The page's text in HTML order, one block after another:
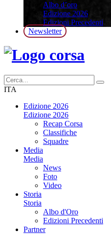
Albo d’oro
Edizione 2026
Edizioni Precedenti
Newsletter
ITA
Edizione 2026
Edizione 2026
Recap Corsa
Classifiche
Squadre
Media
Media
News
Foto
Video
Storia
Storia
Albo d'Oro
Edizioni Precedenti
Partner